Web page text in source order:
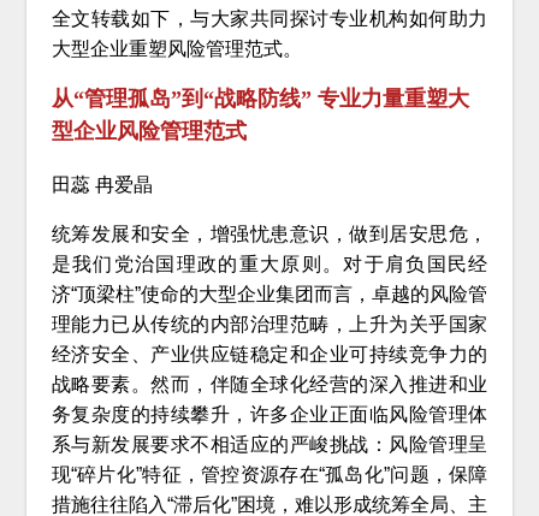
全文转载如下，与大家共同探讨专业机构如何助力
大型企业重塑风险管理范式。
从“管理孤岛”到“战略防线” 专业力量重塑大
型企业风险管理范式
田蕊 冉爱晶
统筹发展和安全，增强忧患意识，做到居安思危，
是我们党治国理政的重大原则。对于肩负国民经
济“顶梁柱”使命的大型企业集团而言，卓越的风险管
理能力已从传统的内部治理范畴，上升为关乎国家
经济安全、产业供应链稳定和企业可持续竞争力的
战略要素。然而，伴随全球化经营的深入推进和业
务复杂度的持续攀升，许多企业正面临风险管理体
系与新发展要求不相适应的严峻挑战：风险管理呈
现“碎片化”特征，管控资源存在“孤岛化”问题，保障
措施往往陷入“滞后化”困境，难以形成统筹全局、主